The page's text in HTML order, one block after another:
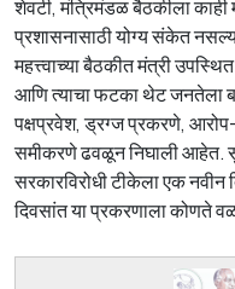
शेवटी, मंत्रिमंडळ बैठकीला काही
प्रशासनासाठी योग्य संकेत
महत्त्वाच्या बैठकीत मंत्री
आणि त्याचा फटका थेट जनतेला
पक्षप्रवेश, ड्रग्ज प्रकरणे, आरोप-
समीकरणे ढवळून निघाली आहेत.
सरकारविरोधी टीकेला एक नवीन
दिवसांत या प्रकरणाला कोणते